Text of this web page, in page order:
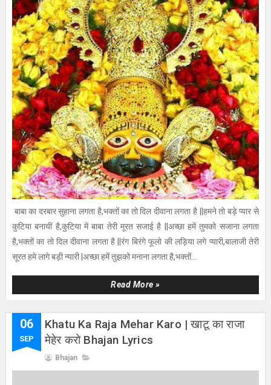
बाबा का दरबार सुहाना लगता है,भक्तों का तो दिल दीवाना लगता है ||हमने तो बड़े प्यार से
कुटिया बनायीं है,कुटिया में बाबा तेरी मूरत सजाई है ||अच्छा हमें तुमको सजाना लगता
है,भक्तों का तो दिल दीवाना लगता है ||रंग बिरंगे फूलो की लड़िया लगे प्यारी,बालाजी तेरी
सूरत हमे लागे बड़ी न्यारी |अच्छा हमें तुझको मनाना लगता है,भक्तों...
Read More »
06
SEP
Khatu Ka Raja Mehar Karo | खाटू का राजा
मेहेर करो Bhajan Lyrics
Bhajan